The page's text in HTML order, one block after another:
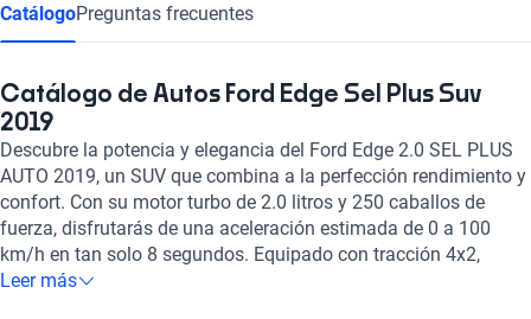
CatálogoPreguntas frecuentes
Catálogo de Autos Ford Edge Sel Plus Suv
2019
Descubre la potencia y elegancia del Ford Edge 2.0 SEL PLUS
AUTO 2019, un SUV que combina a la perfección rendimiento y
confort. Con su motor turbo de 2.0 litros y 250 caballos de
fuerza, disfrutarás de una aceleración estimada de 0 a 100
km/h en tan solo 8 segundos. Equipado con tracción 4x2,
transmisión automática de 8 velocidades y un consumo
Leer más